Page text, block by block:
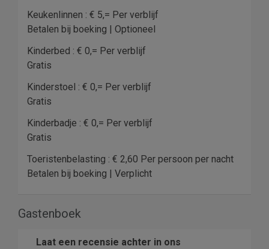
Keukenlinnen : € 5,= Per verblijf
Betalen bij boeking | Optioneel
Kinderbed : € 0,= Per verblijf
Gratis
Kinderstoel : € 0,= Per verblijf
Gratis
Kinderbadje : € 0,= Per verblijf
Gratis
Toeristenbelasting : € 2,60 Per persoon per nacht
Betalen bij boeking | Verplicht
Gastenboek
Laat een recensie achter in ons